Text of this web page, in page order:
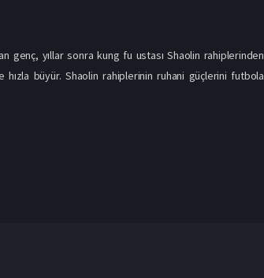
genç, yıllar sonra kung fu ustası Shaolin rahiplerinden
büyür. Shaolin rahiplerinin ruhani güçlerini futbola